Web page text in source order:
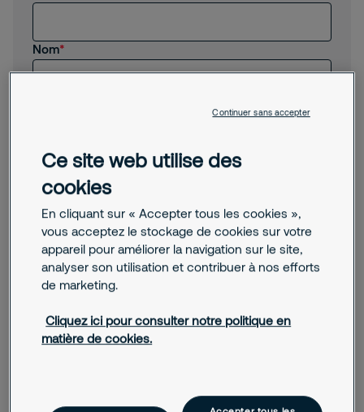
Je suis client(e) de Securitas
Nom
Téléphone
E-mail
Message
Ce site web utilise des
cookies
En cliquant sur « Accepter tous les cookies »,
vous acceptez le stockage de cookies sur votre
appareil pour améliorer la navigation sur le site,
analyser son utilisation et contribuer à nos efforts
de marketing.
Cliquez ici pour consulter notre politique en
matière de cookies.
Continuer sans accepter